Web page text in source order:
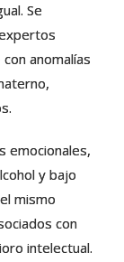
Se
anomalías
emocionales,
y bajo
mismo
con
intelectual.